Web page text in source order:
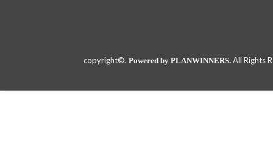
copyright©. Powered by PLANWINNERS. All Rights